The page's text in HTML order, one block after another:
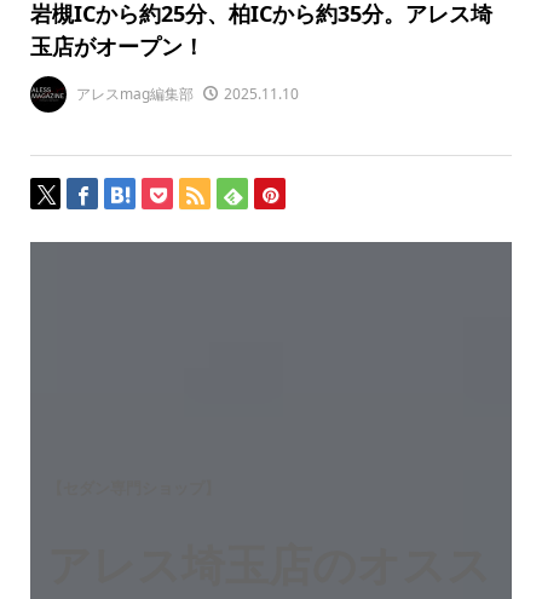
岩槻ICから約25分、柏ICから約35分。アレス埼
玉店がオープン！
アレスmag編集部 2025.11.10